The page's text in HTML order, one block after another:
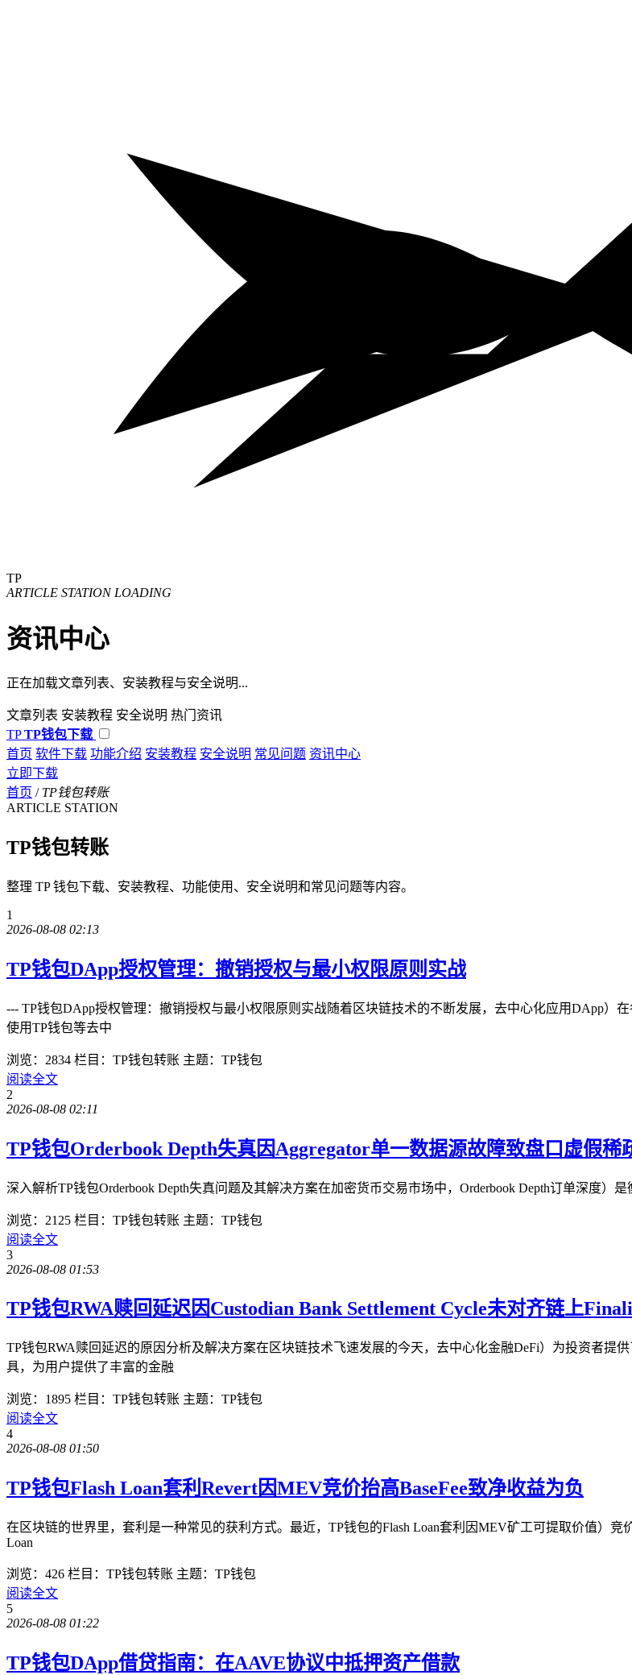
TP
ARTICLE STATION LOADING
资讯中心
正在加载文章列表、安装教程与安全说明...
文章列表 安装教程 安全说明 热门资讯
TP TP钱包下载
首页 软件下载 功能介绍 安装教程 安全说明 常见问题 资讯中心
立即下载
首页 / TP钱包转账
ARTICLE STATION
TP钱包转账
整理 TP 钱包下载、安装教程、功能使用、安全说明和常见问题等内容。
1
2026-08-08 02:13
TP钱包DApp授权管理：撤销授权与最小权限原则实战
--- TP钱包DApp授权管理：撤销授权与最小权限原则实战随着区块链技术的不断发展，去中心化应用DApp）
使用TP钱包等去中
浏览：2834 栏目：TP钱包转账 主题：TP钱包
阅读全文
2
2026-08-08 02:11
TP钱包Orderbook Depth失真因Aggregator单一数据源故障致盘口虚假稀
深入解析TP钱包Orderbook Depth失真问题及其解决方案在加密货币交易市场中，Orderbook Depth订单深度）
浏览：2125 栏目：TP钱包转账 主题：TP钱包
阅读全文
3
2026-08-08 01:53
TP钱包RWA赎回延迟因Custodian Bank Settlement Cycle未对齐链上
TP钱包RWA赎回延迟的原因分析及解决方案在区块链技术飞速发展的今天，去中心化金融DeFi）为投资者提
具，为用户提供了丰富的金融
浏览：1895 栏目：TP钱包转账 主题：TP钱包
阅读全文
4
2026-08-08 01:50
TP钱包Flash Loan套利Revert因MEV竞价抬高BaseFee致净收益为负
在区块链的世界里，套利是一种常见的获利方式。最近，TP钱包的Flash Loan套利因MEV矿工可提取价值）竞
Loan
浏览：426 栏目：TP钱包转账 主题：TP钱包
阅读全文
5
2026-08-08 01:22
TP钱包DApp借贷指南：在AAVE协议中抵押资产借款